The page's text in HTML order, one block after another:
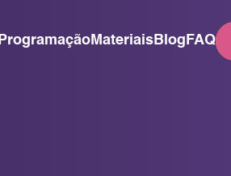
ProgramaçãoMateriais Blog FAQ